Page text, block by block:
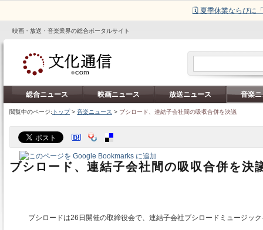
🗓️ 夏季休業ならびに
映画・放送・音楽業界の総合ポータルサイト
総合ニュース 映画ニュース 放送ニュース 音楽
閲覧中のページ: トップ> 音楽ニュース > ブシロード、連結子会社間の吸収合併を決議
ブシロード、連結子会社間の吸収合併を決
ブシロードは26日開催の取締役会で、連結子会社ブシロードミュージッ